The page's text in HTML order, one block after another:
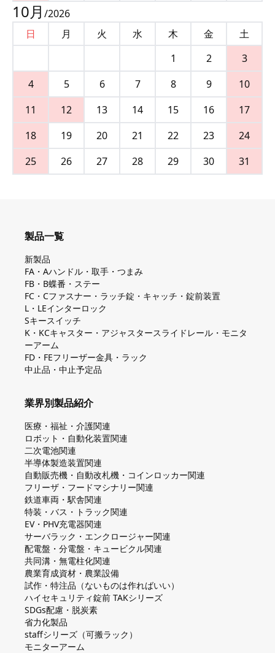
10月 /2026
日
月 火 水 木 金
土
1
2
3
4
5 6 7 8 9
10
11
12 13 14 15 16
17
18
19 20 21 22 23
24
25
26 27 28 29 30 31
製品一覧
新製品
FA・Aハンドル・取手・つまみ
FB・B蝶番・ステー
FC・Cファスナー・ラッチ錠・キャッチ・錠前装置
L・LEインターロック
Sキースイッチ
K・KCキャスター・アジャスタースライドレール・モニタ
ーアーム
FD・FEフリーザー金具・ラック
中止品・中止予定品
業界別製品紹介
医療・福祉・介護関連
ロボット・自動化装置関連
二次電池関連
半導体製造装置関連
自動販売機・自動改札機・コインロッカー関連
フリーザ・フードマシナリー関連
鉄道車両・駅舎関連
特装・バス・トラック関連
EV・PHV充電器関連
サーバラック・エンクロージャー関連
配電盤・分電盤・キュービクル関連
共同溝・無電柱化関連
農業育成資材・農業設備
試作・特注品（ないものは作ればいい）
ハイセキュリティ錠前 TAKシリーズ
SDGs配慮・脱炭素
省力化製品
staffシリーズ（可搬ラック）
モニターアーム